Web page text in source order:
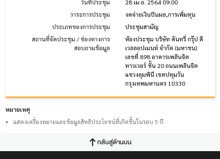
วันที่ประชุม
28 เม.ย. 2564 09:00
วาระการประชุม
งดจ่ายเงินปันผล,การเพิ่มทุน
ประเภทของการประชุม
ประชุมสามัญ
สถานที่จัดประชุม / ช่องทางการ
สอบถามข้อมูล
ห้องประชุม บริษัท คันทรี่ กรุ๊ป ดี
เวลลอปเมนท์ จำกัด (มหาชน)
เลขที่ 898 อาคารเพลินจิต
ทาวเวอร์ ชั้น 20 ถนนเพลินจิต
แขวงลุมพินี เขตปทุมวัน
กรุงเทพมหานคร 10330
หมายเหตุ
แสดงเครื่องหมายและข้อมูลสิทธิประโยชน์ที่เกิดขึ้นในรอบ 5 ปี
กลับสู่ด้านบน